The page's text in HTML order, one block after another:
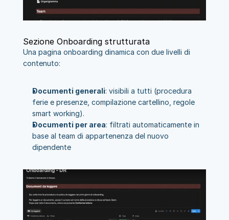
Sezione Onboarding strutturata
Una pagina onboarding dinamica con due livelli di
contenuto:
Documenti generali: visibili a tutti (procedura
ferie e presenze, compilazione cartellino, regole
smart working).
Documenti per area: filtrati automaticamente in
base al team di appartenenza del nuovo
dipendente